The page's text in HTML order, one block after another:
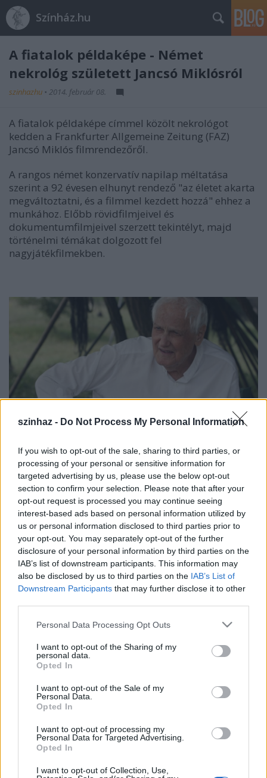
szinhaz - Do Not Process My Personal Information
If you wish to opt-out of the sale, sharing to third parties, or
processing of your personal or sensitive information for
targeted advertising by us, please use the below opt-out
section to confirm your selection. Please note that after your
opt-out request is processed you may continue seeing
interest-based ads based on personal information utilized by
us or personal information disclosed to third parties prior to
your opt-out. You may separately opt-out of the further
disclosure of your personal information by third parties on the
IAB’s list of downstream participants. This information may
also be disclosed by us to third parties on the IAB’s List of
Downstream Participants that may further disclose it to other
Please note that this website/app uses one or more Google
not limited to your visit or usage behaviour. You may click to
grant or deny consent to Google and its third-party tags to
use your data for below specified purposes in below Google
consent section.
Personal Data Processing Opt Outs
I want to opt-out of the Sharing of my
personal data.
Opted In
I want to opt-out of the Sale of my
Personal Data.
Opted In
I want to opt-out of processing my
Personal Data for Targeted Advertising.
Opted In
I want to opt-out of Collection, Use,
Színház.hu
A fiatalok példaképe - Német
nekrológ született Jancsó Miklósról
szinhazhu • 2014. február 08.
A fiatalok példaképe címmel közölt nekrológot
kedden a Frankfurter Allgemeine Zeitung (FAZ)
Jancsó Miklós filmrendezőről.
A rangos német konzervatív napilap méltatása
szerint a 92 évesen elhunyt rendező "az életet akarta
megváltoztatni, és a filmmel kezdett hozzá" ehhez a
munkához. Előbb rövidfilmjeivel és
dokumentumfilmjeivel szerzett tekintélyt, majd
történelmi témákat dolgozott fel
nagyjátékfilmekben.
Még kér a népcímű 1972-es alkotásában
néptáncokból merítve "nem is rendezett, hanem
inkább koreografált", szinte táncszerű jelenetekkel
mutatott be egy parasztfelkelést. ASzegénylegények
és aCsend és kiáltáscímű munkáival pedig az 1848-
1849-es forradalom és szabadságharc leverése után
a Habsburgokkal, illetve a Tanácsköztársaság
bukása után a Horthy-féle fehérterrorral szembeni
változata" azAllegro Barbaro, amely a
Magyar
rapszódiávalegyütt egy trilógiának szánt ciklus
mutatja be Magyarország útját. A
Szerelmem, Elektra
című ókori témájú filmjében, olaszországi, izraeli
munkáiban is "hű maradt mélységesen magyar
alaptémájához, amely a szabadságvágy és annak
elnyomása erőszakkal és fondorlattal" - írta a FAZ.